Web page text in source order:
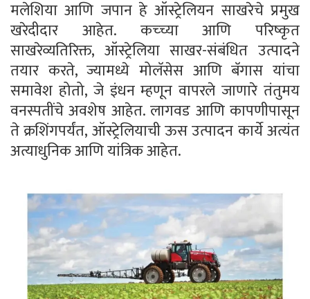
मलेशिया आणि जपान हे ऑस्ट्रेलियन साखरेचे प्रमुख
खरेदीदार आहेत. कच्च्या आणि परिष्कृत
साखरेव्यतिरिक्त, ऑस्ट्रेलिया साखर-संबंधित उत्पादने
तयार करते, ज्यामध्ये मोलॅसेस आणि बॅगास यांचा
समावेश होतो, जे इंधन म्हणून वापरले जाणारे तंतुमय
वनस्पतींचे अवशेष आहेत. लागवड आणि कापणीपासून
ते क्रशिंगपर्यंत, ऑस्ट्रेलियाची ऊस उत्पादन कार्ये अत्यंत
अत्याधुनिक आणि यांत्रिक आहेत.